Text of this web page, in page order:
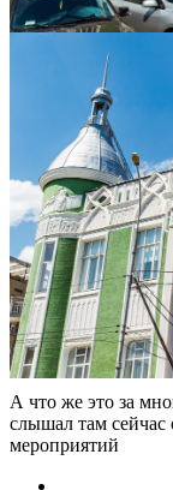
Кублог (8)
Вконтакте
ToT
написано3
0
Это
А внутри
и кафе.
А что же это за
слышал там сейчас
мероприятий